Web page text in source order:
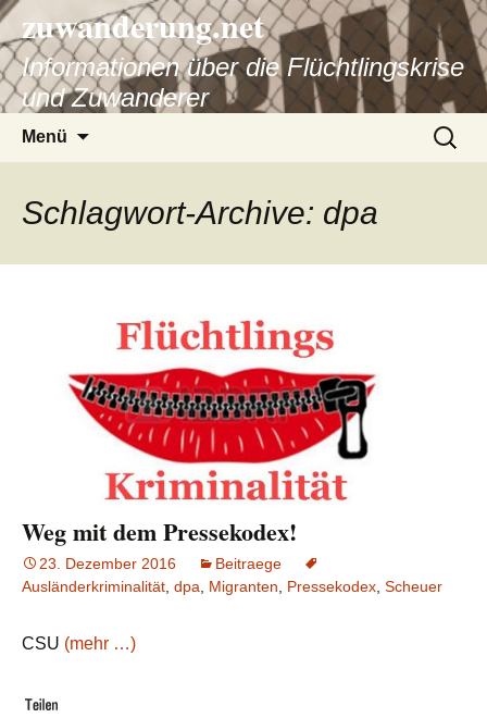
zuwanderung.net
Informationen über die Flüchtlingskrise
und Zuwanderer
Menü
Suche
nach:
Schlagwort-Archive: dpa
Weg mit dem Pressekodex!
23. Dezember 2016
Beitraege
Ausländerkriminalität, dpa, Migranten, Pressekodex, Scheuer
CSU (mehr …)